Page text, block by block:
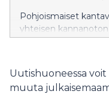
Pohjoismaiset
yhteisen
liityntäkyselyjen
myötä yhtiöt voivat
tulevaisuuden
Uutishuoneessa
muuta